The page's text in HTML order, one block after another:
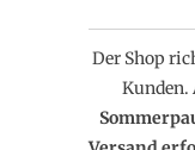
Der Shop
Kunden.